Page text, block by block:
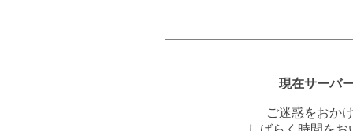
現在サーバ
ご迷惑をおか